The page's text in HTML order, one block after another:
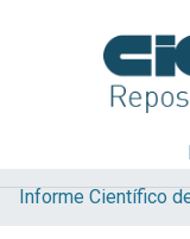
Explorar